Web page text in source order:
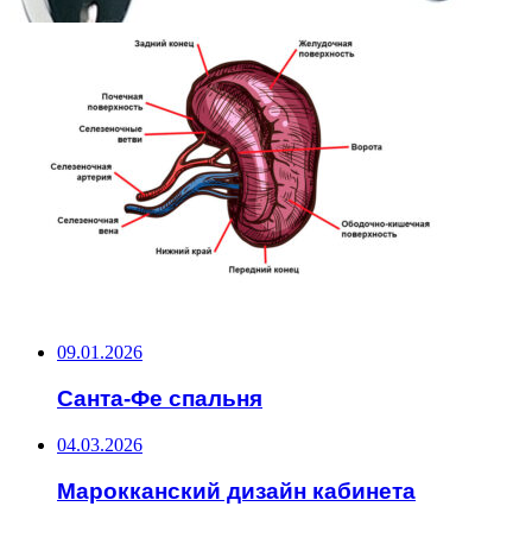
09.01.2026
Санта-Фе спальня
04.03.2026
Марокканский дизайн кабинета